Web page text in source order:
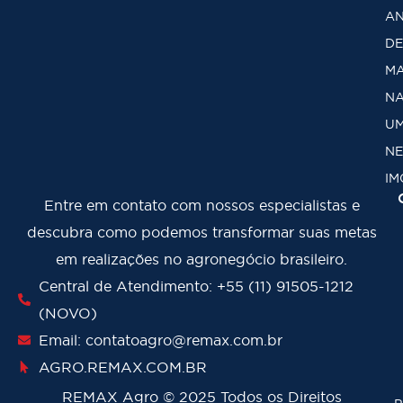
DE
Entre em contato com nossos especialistas e
descubra como podemos transformar suas metas
em realizações no agronegócio brasileiro.
Central de Atendimento: +55 (11) 91505-1212
(NOVO)
Email: contatoagro@remax.com.br
AGRO.REMAX.COM.BR
REMAX Agro ©2025 Todos os Direitos